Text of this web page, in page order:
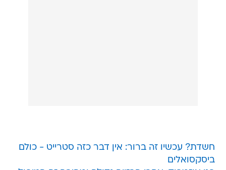
חשדת? עכשיו זה ברור: אין דבר כזה סטרייט - כולם
ביסקסואלים